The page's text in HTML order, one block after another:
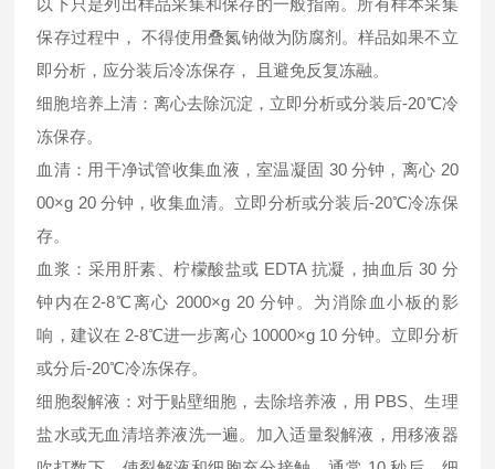
以下只是列出样品采集和保存的一般指南。所有样本采集
保存过程中， 不得使用叠氮钠做为防腐剂。样品如果不立
即分析，应分装后冷冻保存， 且避免反复冻融。
细胞培养上清：离心去除沉淀，立即分析或分装后-20℃冷
冻保存。
血清：用干净试管收集血液，室温凝固 30 分钟，离心 20
00×g 20 分钟，收集血清。立即分析或分装后-20℃冷冻保
存。
血浆：采用肝素、柠檬酸盐或 EDTA 抗凝，抽血后 30 分
钟内在2-8℃离心 2000×g 20 分钟。为消除血小板的影
响，建议在 2-8℃进一步离心 10000×g 10 分钟。立即分析
或分后-20℃冷冻保存。
细胞裂解液：对于贴壁细胞，去除培养液，用 PBS、生理
盐水或无血清培养液洗一遍。加入适量裂解液，用移液器